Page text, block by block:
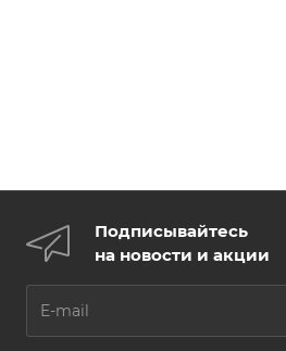
Подписывайтесь
на новости и акции